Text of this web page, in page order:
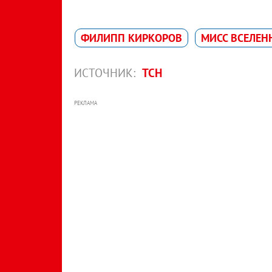
ФИЛИПП КИРКОРОВ МИСС
ИСТОЧНИК: ТСН
РЕКЛАМА